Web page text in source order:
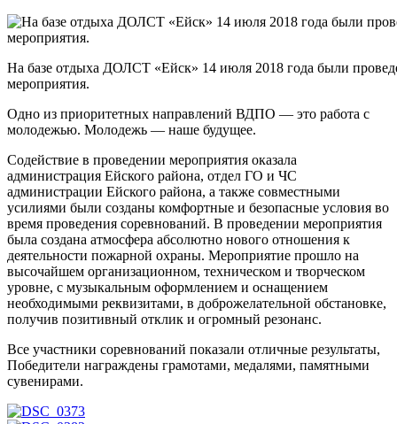
На базе отдыха ДОЛСТ «Ейск» 14 июля 2018 года были
мероприятия.
Одно из приоритетных направлений ВДПО — это работа с
молодежью. Молодежь — наше будущее.
Содействие в проведении мероприятия оказала
администрация Ейского района, отдел ГО и ЧС
администрации Ейского района, а также совместными
усилиями были созданы комфортные и безопасные условия во
время проведения соревнований. В проведении мероприятия
была создана атмосфера абсолютно нового отношения к
деятельности пожарной охраны. Мероприятие прошло на
высочайшем организационном, техническом и творческом
уровне, с музыкальным оформлением и оснащением
необходимыми реквизитами, в доброжелательной обстановке,
получив позитивный отклик и огромный резонанс.
Все участники соревнований показали отличные результаты,
Победители награждены грамотами, медалями, памятными
сувенирами.